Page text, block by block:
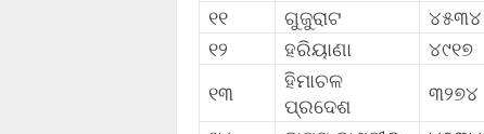
୧୧
ଗୁଜୁରାଟ ୪୫୩୪
୧୨
ହରିୟାଣା ୪୯୧୭
୧୩
ହିମାଚଳ
ପ୍ରଦେଶ
୩୨୭୪